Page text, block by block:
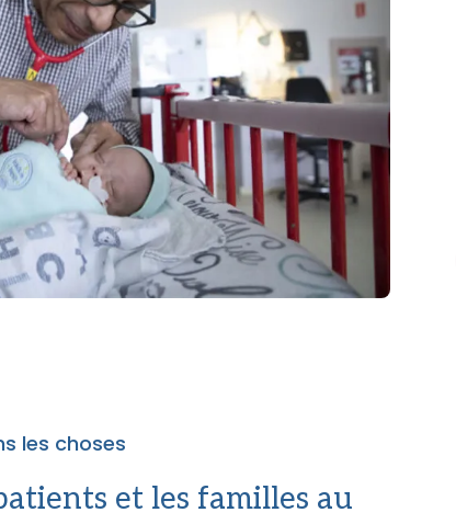
les choses
et les familles au